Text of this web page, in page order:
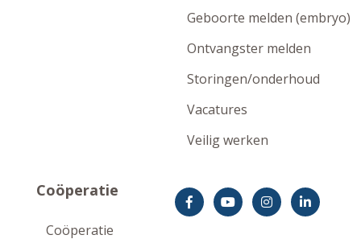
Geboorte melden (embryo)
Ontvangster melden
Storingen/onderhoud
Vacatures
Veilig werken
Coöperatie
Coöperatie